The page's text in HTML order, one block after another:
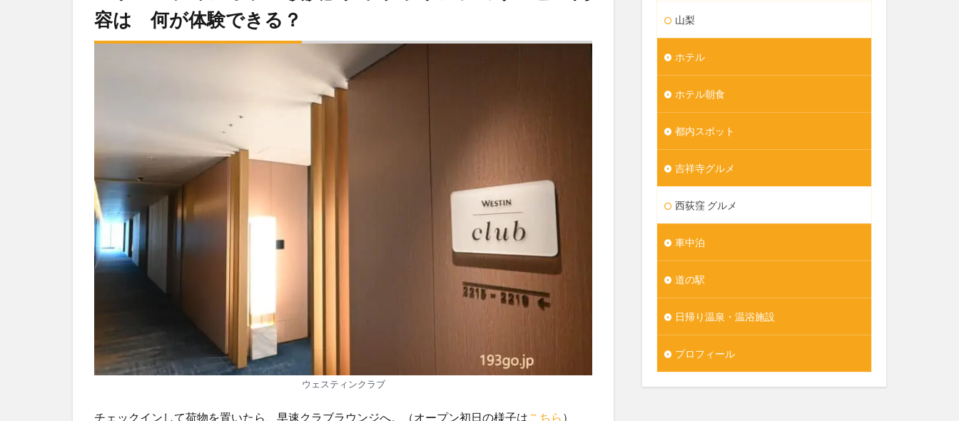
容は 何が体験できる？
ウェスティンクラブ
チェックインして荷物を置いたら、早速クラブラウンジへ。（オープン初日の様子はこちら ）
山梨
ホテル
ホテル朝食
都内スポット
吉祥寺グルメ
西荻窪 グルメ
車中泊
道の駅
日帰り温泉・温浴施設
プロフィール